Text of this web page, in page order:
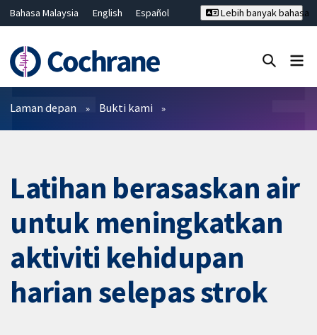
Bahasa Malaysia English
Español
Hrvatski
Deutsch ไทย
繁體中文
简体中文
Lebih banyak bahasa
Penapis
Laman depan Bukti kami
Latihan berasaskan air
untuk meningkatkan
aktiviti kehidupan
harian selepas strok